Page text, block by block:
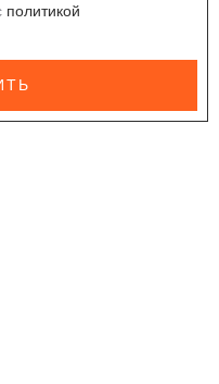
политикой